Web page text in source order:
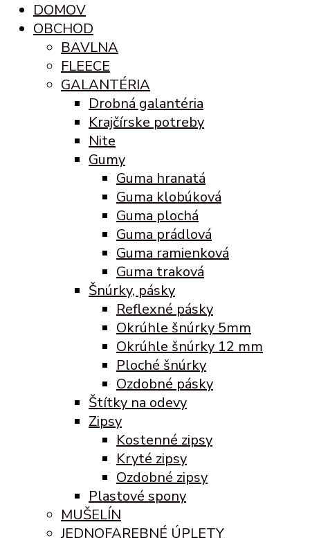
DOMOV
OBCHOD
BAVLNA
FLEECE
GALANTÉRIA
Drobná galantéria
Krajčírske potreby
Nite
Gumy
Guma hranatá
Guma klobúková
Guma plochá
Guma prádlová
Guma ramienková
Guma traková
Šnúrky, pásky
Reflexné pásky
Okrúhle šnúrky 5mm
Okrúhle šnúrky 12 mm
Ploché šnúrky
Ozdobné pásky
Štítky na odevy
Zipsy
Kostenné zipsy
Kryté zipsy
Ozdobné zipsy
Plastové spony
MUŠELÍN
JEDNOFAREBNÉ ÚPLETY